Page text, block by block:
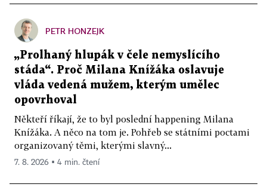
PETR HONZEJK
„Prolhaný hlupák v čele nemyslícího
stáda“. Proč Milana Knížáka oslavuje
vláda vedená mužem, kterým umělec
opovrhoval
Někteří říkají, že to byl poslední happening Milana
Knížáka. A něco na tom je. Pohřeb se státními poctami
organizovaný těmi, kterými slavný...
7. 8. 2026 ▪ 4 min. čtení